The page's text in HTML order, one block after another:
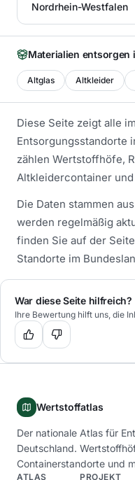
Nordrhein-Westfalen
Materialien entsorgen
Altglas Altkleider
Diese Seite zeigt alle
Entsorgungsstandorte
zählen Wertstoffhöfe,
Altkleidercontainer
Die Daten stammen
werden regelmäßig
finden Sie auf der
Standorte im
War diese Seite hilfreich?
Ihre Bewertung hilft uns, die
Wertstoffatlas
Der nationale Atlas für
Deutschland.
Containerstandorte und
ATLAS PROJEKT